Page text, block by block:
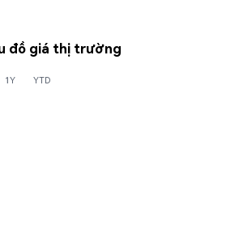
đồ giá thị trường
1Y YTD